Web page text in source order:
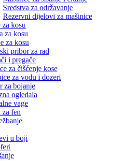
Sredstva za održavanje
Rezervni dijelovi za mašinice
za kosu
za kosu
za kosu
pribor za rad
i pregače
za čišćenje kose
za vodu i dozeri
za bojanje
ogledala
vage
za fen
u boji